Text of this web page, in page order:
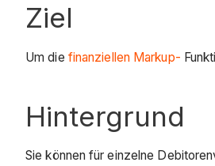
Ziel
Um die finanziellen Markup-
Hintergrund
Sie können für einzelne